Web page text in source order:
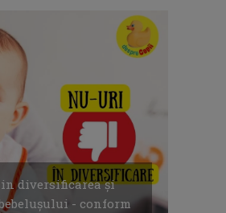
diversificarea și
- conform